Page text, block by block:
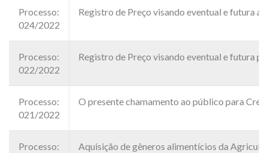
Processo:
024/2022
Registro de Preço visando eventual e futura
Processo:
022/2022
Registro de Preço visando eventual e futura
Processo:
021/2022
O presente chamamento ao público para
Processo:
Aquisição de gêneros alimentícios da